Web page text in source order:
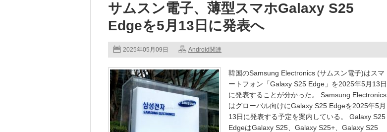
サムスン電子、薄型スマホGalaxy S25
Edgeを5月13日に発表へ
2025年05月09日 Android関連
韓国のSamsung Electronics (サムスン電子)はスマ
ートフォン「Galaxy S25 Edge」を2025年5月13日
に発表することが分かった。 Samsung Electronics
はグローバル向けにGalaxy S25 Edgeを2025年5月
13日に発表する予定を案内している。 Galaxy S25
EdgeはGalaxy S25、Galaxy S25+、Galaxy S25